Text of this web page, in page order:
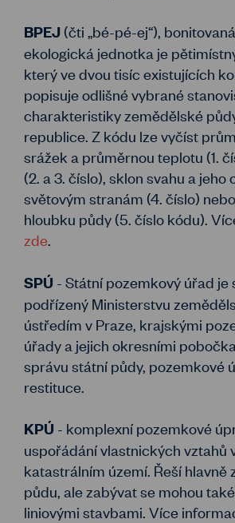
BPEJ(čti „bé-pé-ej“),
ekologická jednotka je
který ve dvou tisíc existujících
popisuje odlišné vybrané
charakteristiky zemědělské
republice. Z kódu lze vyčíst
srážek a průměrnou teplotu (1.
(2. a 3. číslo), sklon svahu a jeho
světovým stranám (4. číslo)
hloubku půdy (5. číslo kódu).
zde.
SPÚ - Státní pozemkový úřad je
podřízený Ministerstvu
ústředím v Praze, krajskými
úřady a jejich okresními
správu státní půdy, pozemkové
restituce.
KPÚ - komplexní pozemkové
uspořádání vlastnických vztahů
katastrálním území. Řeší hlavně
půdu, ale zabývat se mohou
liniovými stavbami. Více